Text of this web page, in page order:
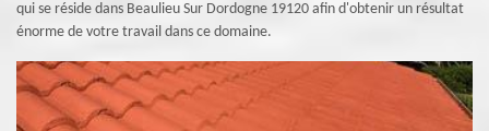
qui se réside dans Beaulieu Sur Dordogne 19120 afin d'obtenir un résultat
énorme de votre travail dans ce domaine.